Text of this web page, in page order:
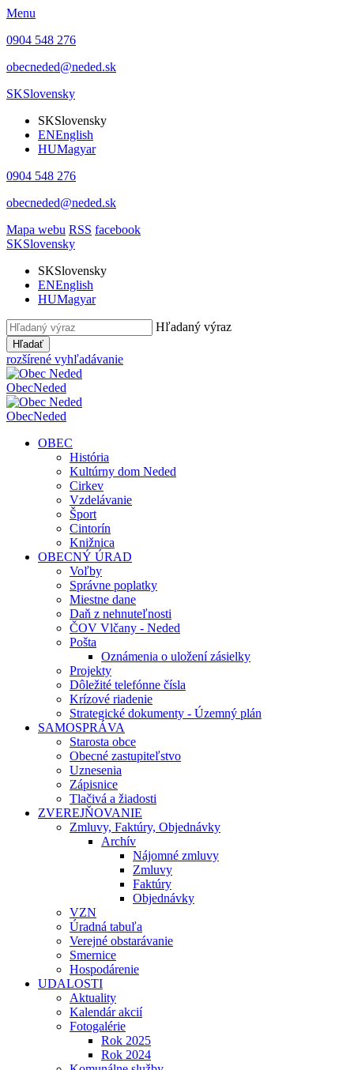
Menu
0904 548 276
obecneded@neded.sk
SKSlovensky
SKSlovensky
ENEnglish
HUMagyar
0904 548 276
obecneded@neded.sk
Mapa webu RSS facebook
SKSlovensky
SKSlovensky
ENEnglish
HUMagyar
Hľadaný výraz
Hľadať
rozšírené vyhľadávanie
ObecNeded
ObecNeded
OBEC
História
Kultúrny dom Neded
Cirkev
Vzdelávanie
Šport
Cintorín
Knižnica
OBECNÝ ÚRAD
Voľby
Správne poplatky
Miestne dane
Daň z nehnuteľnosti
ČOV Vlčany - Neded
Pošta
Oznámenia o uložení zásielky
Projekty
Dôležité telefónne čísla
Krízové riadenie
Strategické dokumenty - Územný plán
SAMOSPRÁVA
Starosta obce
Obecné zastupiteľstvo
Uznesenia
Zápisnice
Tlačivá a žiadosti
ZVEREJŇOVANIE
Zmluvy, Faktúry, Objednávky
Archív
Nájomné zmluvy
Zmluvy
Faktúry
Objednávky
VZN
Úradná tabuľa
Verejné obstarávanie
Smernice
Hospodárenie
UDALOSTI
Aktuality
Kalendár akcií
Fotogalérie
Rok 2025
Rok 2024